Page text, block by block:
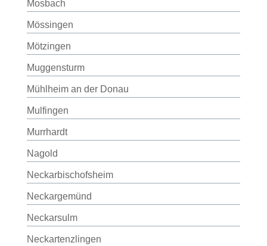
Mosbach
Mössingen
Mötzingen
Muggensturm
Mühlheim an der Donau
Mulfingen
Murrhardt
Nagold
Neckarbischofsheim
Neckargemünd
Neckarsulm
Neckartenzlingen